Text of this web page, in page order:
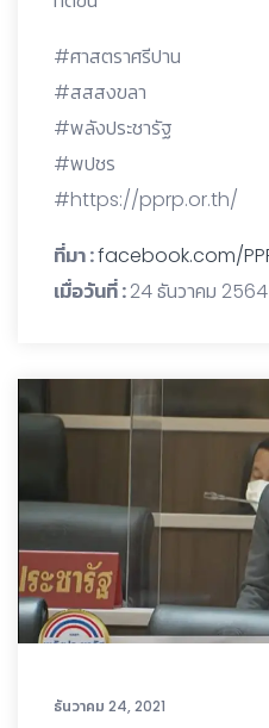
#ศาสตราศรีปาน
#สสสงขลา
#พลังประชารัฐ
#พปชร
#https://pprp.or.th/
ที่มา :facebook.com/
เมื่อวันที่ :24 ธันวาคม 2564
ธันวาคม 24, 2021